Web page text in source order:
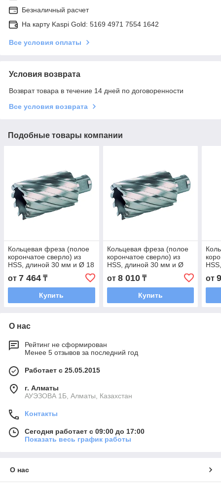
Безналичный расчет
На карту Kaspi Gold: 5169 4971 7554 1642
Все условия оплаты
Условия возврата
Возврат товара в течение 14 дней по договоренности
Все условия возврата
Подобные товары компании
Кольцевая фреза (полое
корончатое сверло) из
HSS, длиной 30 мм и Ø 18
от 7 464 ₸
Купить
Кольцевая фреза (полое
корончатое сверло) из
HSS, длиной 30 мм и Ø
от 8 010₸
Купить
от
О нас
Рейтинг не сформирован
Менее 5 отзывов за последний год
Работает с 25.05.2015
г. Алматы
АУЭЗОВА 1Б, Алматы, Казахстан
Контакты
Сегодня работает с 09:00 до 17:00
Показать весь график работы
О нас